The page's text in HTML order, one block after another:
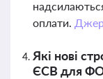
оплати.
Які нові
ЄСВ для